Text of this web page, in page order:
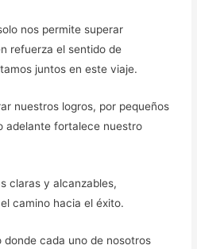
nos permite superar
refuerza el sentido de
juntos en este viaje.
nuestros logros, por pequeños
adelante fortalece nuestro
claras y alcanzables,
camino hacia el éxito.
cada uno de nosotros